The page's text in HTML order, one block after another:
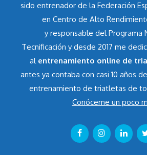
sido entrenador de la Federación
en Centro de Alto
y responsable del Programa
Tecnificación y desde 2017 me
al entrenamiento online de
antes ya contaba con casi 10 años
entrenamiento de triatletas de
Conóceme un poco